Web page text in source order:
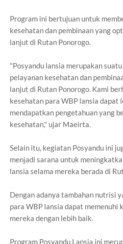
Program ini bertujuan untuk
kesehatan dan pembinaan yang
lanjut di Rutan Ponorogo.
"Posyandu lansia merupakan
pelayanan kesehatan dan
lanjut di Rutan Ponorogo. Kami
kesehatan para WBP lansia dapat
mendapatkan pengetahuan yang
kesehatan," ujar Maeirta.
Selain itu, kegiatan Posyandu ini
menjadi sarana untuk
lansia selama mereka berada di
Dengan adanya tambahan nutrisi
para WBP lansia dapat memenuhi
mereka dengan lebih baik.
Program Posyandu Lansia ini